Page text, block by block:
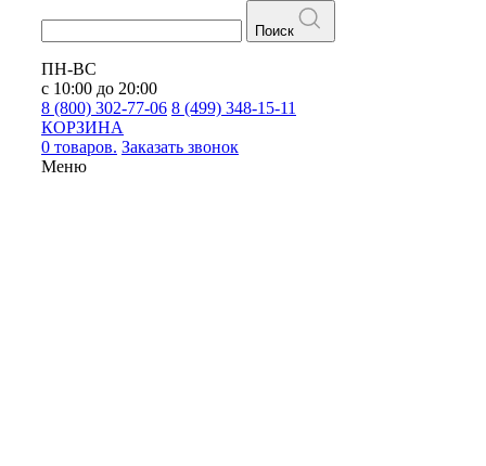
Поиск
ПН-ВС
с 10:00 до 20:00
8 (800) 302-77-06 8 (499) 348-15-11
КОРЗИНА
0 товаров. Заказать звонок
Меню